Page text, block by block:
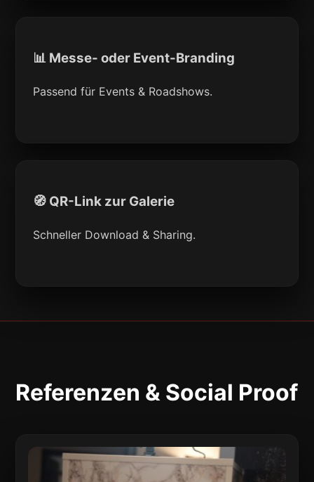
📊 Messe- oder Event-Branding
Passend für Events & Roadshows.
🧭 QR-Link zur Galerie
Schneller Download & Sharing.
Referenzen & Social Proof